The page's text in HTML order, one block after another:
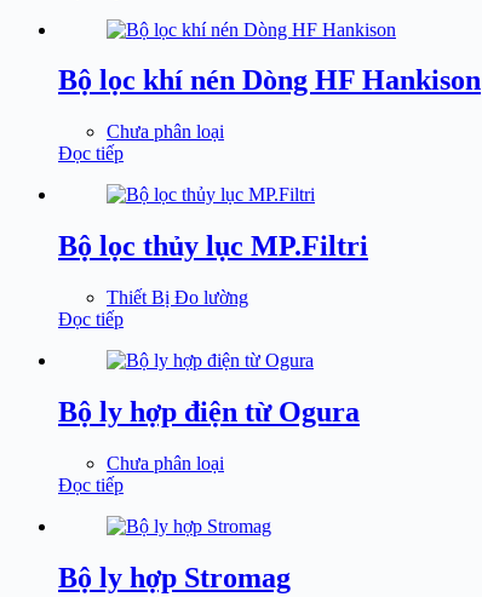
Bộ lọc khí nén Dòng HF Hankison
Chưa phân loại
Đọc tiếp
Bộ lọc thủy lục MP.Filtri
Thiết Bị Đo lường
Đọc tiếp
Bộ ly hợp điện từ Ogura
Chưa phân loại
Đọc tiếp
Bộ ly hợp Stromag